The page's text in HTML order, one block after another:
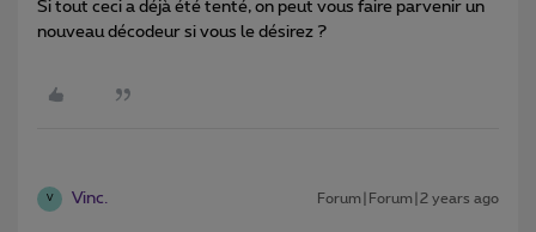
Si tout ceci a déjà été tenté, on peut vous faire parvenir un
nouveau décodeur si vous le désirez ?
V Vinc. Forum|Forum|2 years ago